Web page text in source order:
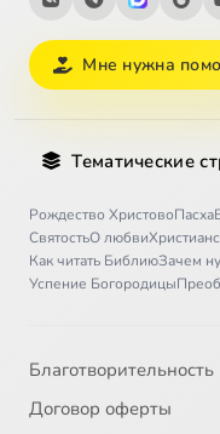
Мне нужна
Тематические
Рождество ХристовоПасха
СвятостьО любви
Как читать БиблиюЗачем
Успение Богородицы
Благотворительность
Договор оферты